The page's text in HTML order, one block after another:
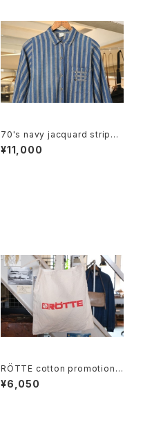
70's navy jacquard stripe
balloon sleeve Shirt
¥11,000
RÖTTE cotton promotional
shoulder Bag
¥6,050